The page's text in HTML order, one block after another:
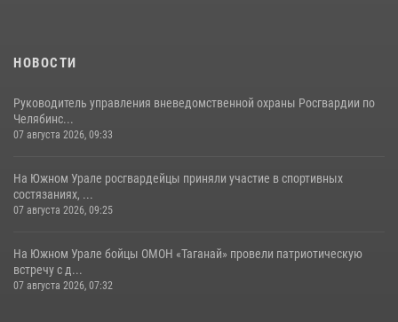
НОВОСТИ
Руководитель управления вневедомственной охраны Росгвардии по
Челябинс...
07 августа 2026, 09:33
На Южном Урале росгвардейцы приняли участие в спортивных
состязаниях, ...
07 августа 2026, 09:25
На Южном Урале бойцы ОМОН «Таганай» провели патриотическую
встречу с д...
07 августа 2026, 07:32